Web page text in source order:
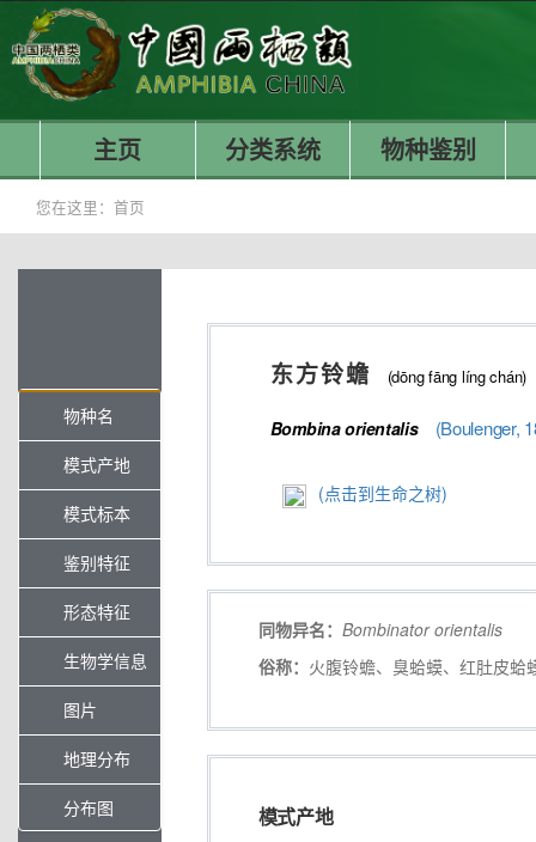
主页 分类系统 物种鉴别
您在这里： 首页
物种名
模式产地
模式标本
鉴别特征
形态特征
生物学信息
图片
地理分布
分布图
东方铃蟾 (dōng fāng líng chán)
Bombinaorientalis (Boulenger,
(点击到生命之树)
同物异名： Bombinator orientalis
俗称： 火腹铃蟾、臭蛤蟆、红肚皮蛤
模式产地